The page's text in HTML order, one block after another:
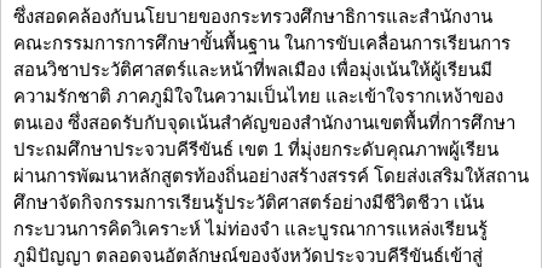
ซึ่งสอดคล้องกับนโยบายของกระทรวงศึกษาธิการและสำนักงาน
คณะกรรมการการศึกษาขั้นพื้นฐาน ในการขับเคลื่อนการเรียนการ
สอนวิชาประวัติศาสตร์และหน้าที่พลเมือง เพื่อมุ่งเน้นให้ผู้เรียนมี
ความรักชาติ ภาคภูมิใจในความเป็นไทย และเข้าใจรากเหง้าของ
ตนเอง ซึ่งสอดรับกับจุดเน้นสำคัญของสำนักงานเขตพื้นที่การศึกษา
ประถมศึกษาประจวบคีรีขันธ์ เขต 1 ที่มุ่งยกระดับคุณภาพผู้เรียน
ผ่านการพัฒนาหลักสูตรท้องถิ่นอย่างสร้างสรรค์ โดยส่งเสริมให้สถาน
ศึกษาจัดกิจกรรมการเรียนรู้ประวัติศาสตร์อย่างมีชีวิตชีวา เน้น
กระบวนการคิดวิเคราะห์ ไม่ท่องจำ และบูรณาการแหล่งเรียนรู้
ภูมิปัญญา ตลอดจนอัตลักษณ์ของจังหวัดประจวบคีรีขันธ์เข้าสู่